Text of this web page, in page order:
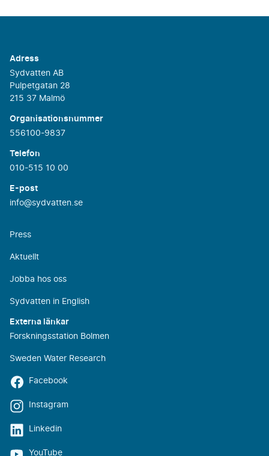
Adress
Sydvatten AB
Pulpetgatan 28
215 37 Malmö
Organisationsnummer
556100-9837
Telefon
010-515 10 00
E-post
info@sydvatten.se
Press
Aktuellt
Jobba hos oss
Sydvatten in English
Externa länkar
Forskningsstation Bolmen
Sweden Water Research
Facebook
Instagram
Linkedin
YouTube